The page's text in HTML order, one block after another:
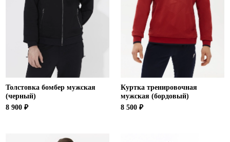
Ханты-Мансийский автономный округ (3)
Ямало-Ненецкий автономный округ (1)
Ярославская область (1)
Толстовка бомбер мужская
(черный)
8 900 ₽
Куртка тренировочная
мужская (бордовый)
8 500 ₽